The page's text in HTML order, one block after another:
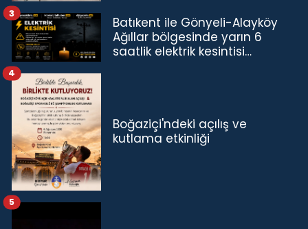
Batıkent ile Gönyeli-Alayköy
Ağıllar bölgesinde yarın 6
saatlik elektrik kesintisi…
3
Boğaziçi'ndeki açılış ve
kutlama etkinliği
4
5